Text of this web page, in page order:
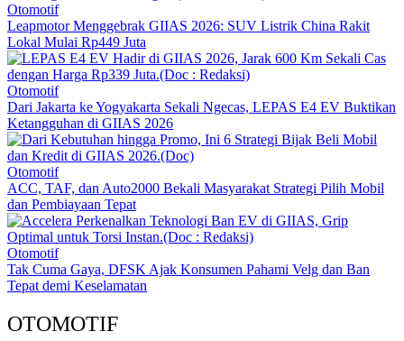
Otomotif
Leapmotor Menggebrak GIIAS 2026: SUV Listrik China Rakit
Lokal Mulai Rp449 Juta
Otomotif
Dari Jakarta ke Yogyakarta Sekali Ngecas, LEPAS E4 EV Buktikan
Ketangguhan di GIIAS 2026
Otomotif
ACC, TAF, dan Auto2000 Bekali Masyarakat Strategi Pilih Mobil
dan Pembiayaan Tepat
Otomotif
Tak Cuma Gaya, DFSK Ajak Konsumen Pahami Velg dan Ban
Tepat demi Keselamatan
OTOMOTIF